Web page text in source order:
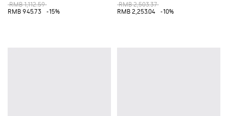
RMB 1,112.59
RMB 945.73
-15%
RMB 2,503.37
RMB 2,253.04
-10%